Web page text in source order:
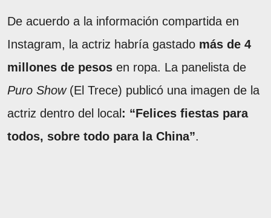
De acuerdo a la información compartida en
Instagram, la actriz habría gastado más de 4
millones de pesos en ropa. La panelista de
Puro Show(El Trece) publicó una imagen de la
actriz dentro del local : “Felices fiestas para
todos, sobre todo para la China”.